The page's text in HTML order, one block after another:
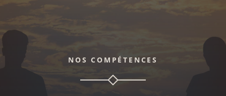
NOS COMPÉTENCES